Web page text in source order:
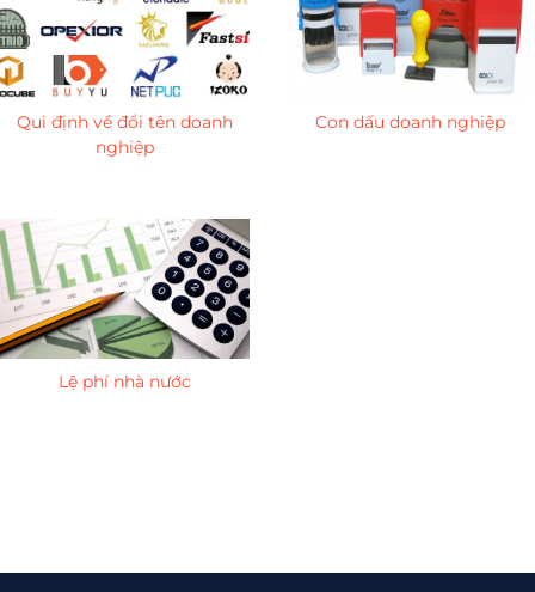
Qui định về đổi tên doanh
nghiệp
Con dấu doanh nghiệp
Lệ phí nhà nước